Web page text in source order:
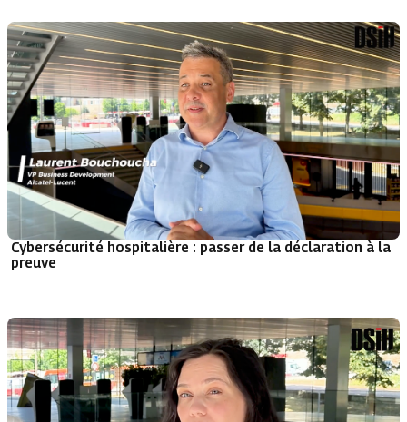
Cybersécurité hospitalière : passer de la déclaration à la
preuve